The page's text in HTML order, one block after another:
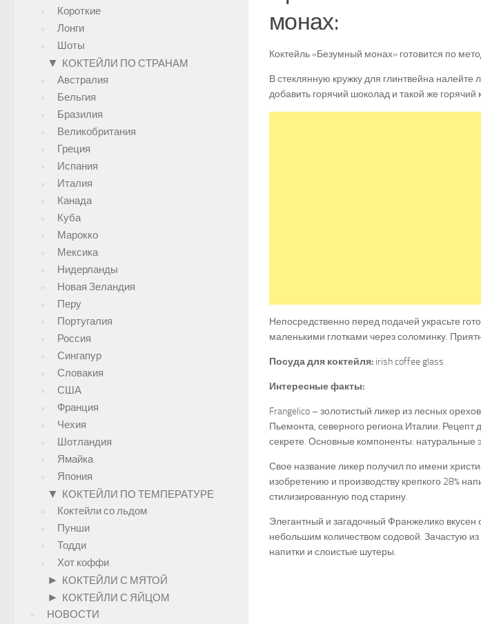
монах:
Коктейль «Безумный монах» готовится по
В стеклянную кружку для глинтвейна
добавить горячий шоколад и такой же
Непосредственно перед подачей украсьте
маленькими глотками через соломинку.
Посуда для коктейля: irish coffee glass
Интересные факты:
Frangelico – золотистый ликер из лесных
Пьемонта, северного региона Италии.
секрете. Основные компоненты: натуральные
Свое название ликер получил по имени
изобретению и производству крепкого 28%
стилизированную под старину.
Элегантный и загадочный Франжелико
небольшим количеством содовой. Зачастую из
напитки и слоистые шутеры.
Короткие
Лонги
Шоты
▼ КОКТЕЙЛИ ПО СТРАНАМ
Австралия
Бельгия
Бразилия
Великобритания
Греция
Испания
Италия
Канада
Куба
Марокко
Мексика
Нидерланды
Новая Зеландия
Перу
Португалия
Россия
Сингапур
Словакия
США
Франция
Чехия
Шотландия
Ямайка
Япония
▼ КОКТЕЙЛИ ПО ТЕМПЕРАТУРЕ
Коктейли со льдом
Пунши
Тодди
Хот коффи
► КОКТЕЙЛИ С МЯТОЙ
► КОКТЕЙЛИ С ЯЙЦОМ
НОВОСТИ